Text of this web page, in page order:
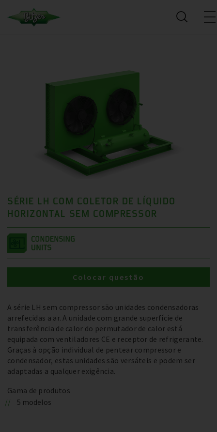
SÉRIE LH COM COLETOR DE LÍQUIDO
HORIZONTAL SEM COMPRESSOR
A série LH sem compressor são unidades condensadoras
arrefecidas a ar. A unidade com grande superfície de
transferência de calor do permutador de calor está
equipada com ventiladores CE e receptor de refrigerante.
Graças à opção individual de pentear compressor e
condensador, estas unidades são versáteis e podem ser
adaptadas a qualquer exigência.
Gama de produtos
5 modelos
Colocar questão